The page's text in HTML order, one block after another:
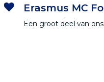
Erasmus MC
Een groot deel van